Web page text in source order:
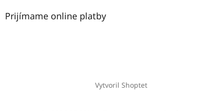
Prijímame online platby
Vytvoril Shoptet